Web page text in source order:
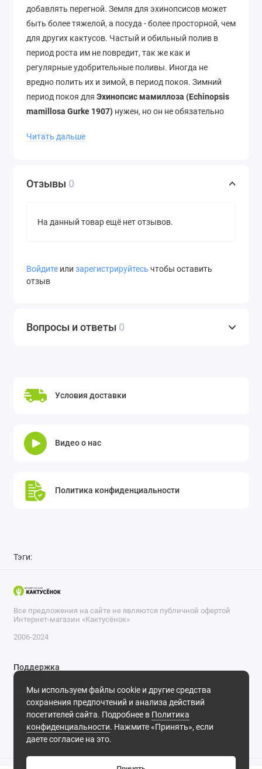
добавлять перегной. Земля для эхинопсисов может
быть более тяжелой, а посуда - более просторной, чем
для других кактусов. Частый и обильный полив в
период роста им не повредит, так же как и
регулярные удобрительные поливы. Иногда не
вредно полить их и зимой, в период покоя. Зимний
период покоя для Эхинопсис мамиллоза (Echinopsis
mamillosa Gurke 1907) нужен, но он не обязательно
достаточно. В период роста эхинопсисы не
дождь и град им не страшны, а вот от палящего
Gurke 1907)
можно в нашем интернет-магазине
Читать дальше
Отзывы 0
На данный товар ещё нет отзывов.
Войдите или зарегистрируйтесь чтобы оставить
отзыв
Вопросы и ответы 0
Условия доставки
Видео о нас
Политика конфиденциальности
Тэги:
Мы используем файлы cookie и другие средства
сохранения предпочтений и анализа действий
посетителей сайта. Подробнее в Политика
конфиденциальности. Нажмите «Принять», если
даете согласие на это.
Все предложения на сайте не являются публичной офертой
Интернет-магазин «Кактусёнок»
2006-2024
Поддержка
+7 (804) 333-66-32
+7 (918) 570-63-70
Мы в сети